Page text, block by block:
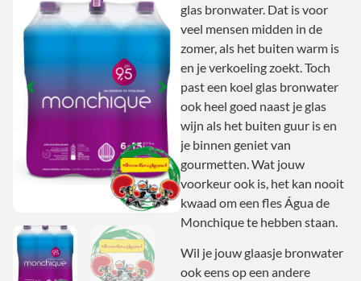
glas bronwater. Dat is voor
veel mensen midden in de
zomer, als het buiten warm is
en je verkoeling zoekt. Toch
past een koel glas bronwater
ook heel goed naast je glas
wijn als het buiten guur is en
je binnen geniet van
gourmetten. Wat jouw
voorkeur ook is, het kan nooit
kwaad om een fles Água de
Monchique te hebben staan.
Wil je jouw glaasje bronwater
ook eens op een andere